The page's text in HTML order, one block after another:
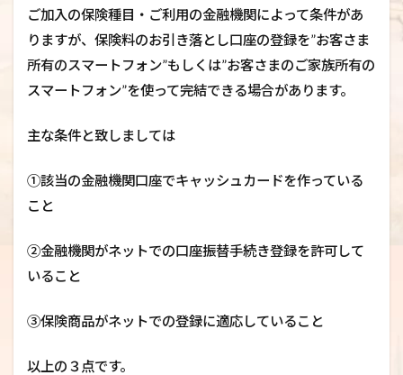
ご加入の保険種目・ご利用の金融機関によって条件があ
りますが、保険料のお引き落とし口座の登録を”お客さま
所有のスマートフォン”もしくは”お客さまのご家族所有の
スマートフォン”を使って完結できる場合があります。
主な条件と致しましては
①該当の金融機関口座でキャッシュカードを作っている
こと
②金融機関がネットでの口座振替手続き登録を許可して
いること
③保険商品がネットでの登録に適応していること
以上の３点です。